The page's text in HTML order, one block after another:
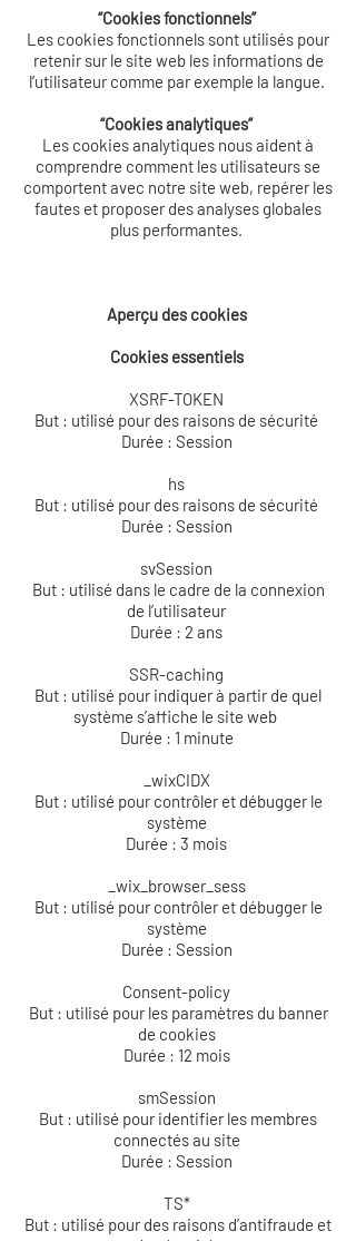
“Cookies fonctionnels”
Les cookies fonctionnels sont utilisés pour
retenir sur le site web les informations de
l’utilisateur comme par exemple la langue.
“Cookies analytiques”
Les cookies analytiques nous aident à
comprendre comment les utilisateurs se
comportent avec notre site web, repérer les
fautes et proposer des analyses globales
plus performantes.
Aperçu des cookies
Cookies essentiels
XSRF-TOKEN
But : utilisé pour des raisons de sécurité
Durée : Session
hs
But : utilisé pour des raisons de sécurité
Durée : Session
svSession
But : utilisé dans le cadre de la connexion
de l’utilisateur
Durée : 2 ans
SSR-caching
But : utilisé pour indiquer à partir de quel
système s’affiche le site web
Durée : 1 minute
_wixCIDX
But : utilisé pour contrôler et débugger le
système
Durée : 3 mois
_wix_browser_sess
But : utilisé pour contrôler et débugger le
système
Durée : Session
Consent-policy
But : utilisé pour les paramètres du banner
de cookies
Durée : 12 mois
smSession
But : utilisé pour identifier les membres
connectés au site
Durée : Session
TS*
But : utilisé pour des raisons d’antifraude et